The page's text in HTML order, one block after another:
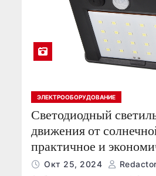
ЭЛЕКТРООБОРУДОВАНИЕ
Светодиодный
движения от
практичное и
Окт 25, 2024 Redactor